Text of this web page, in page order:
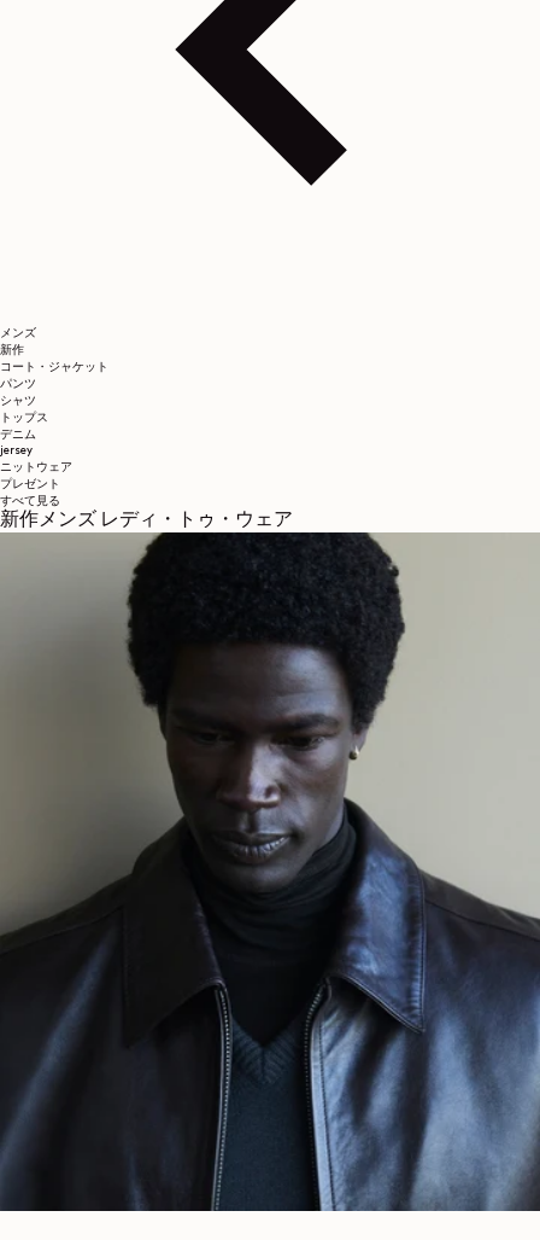
メンズ
新作
コート・ジャケット
パンツ
シャツ
トップス
デニム
jersey
ニットウェア
プレゼント
すべて見る
新作メンズ レディ・トゥ・ウェア